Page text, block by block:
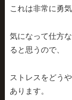
これは非常に勇
気になって仕方
ると思うので、
ストレスをどう
あります。